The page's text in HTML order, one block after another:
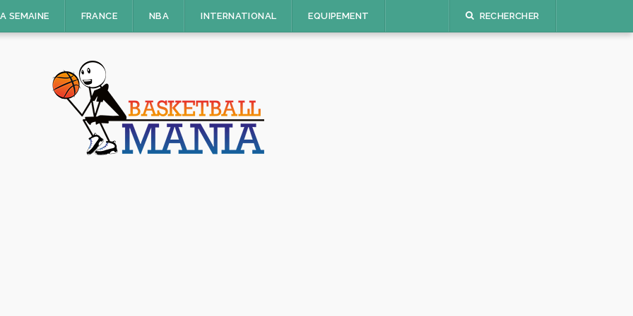
SEMAINE FRANCE NBA INTERNATIONAL EQUIPEMENT RECHERCHER